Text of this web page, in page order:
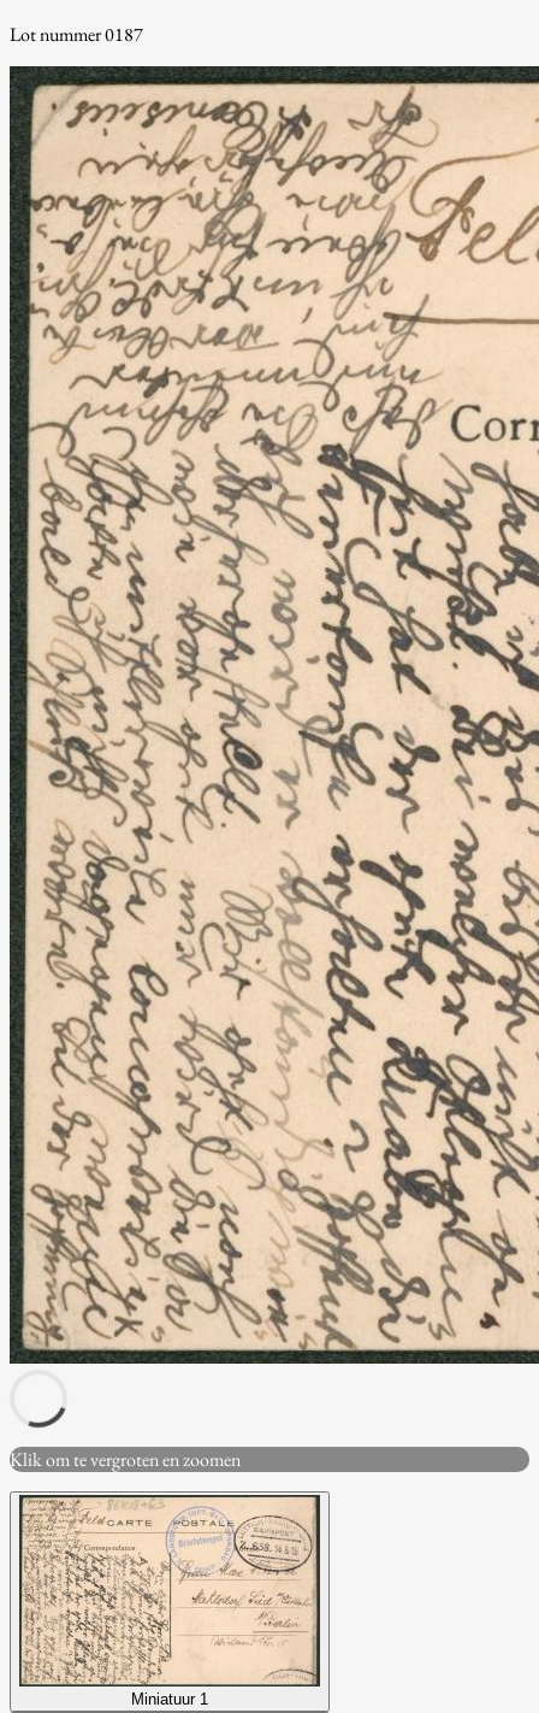
Lot nummer 0187
Klik om te vergroten en zoomen
Miniatuur 1